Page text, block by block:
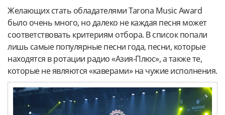
Желающих стать обладателями Tarona Music Award
было очень много, но далеко не каждая песня может
соответствовать критериям отбора. В список попали
лишь самые популярные песни года, песни, которые
находятся в ротации радио «Азия-Плюс», а также те,
которые не являются «каверами» на чужие исполнения.